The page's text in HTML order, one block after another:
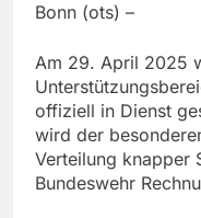
Bonn (ots) –
Am 29. April 2025
offiziell in Dienst
wird der
Verteilung knapper
Bundeswehr